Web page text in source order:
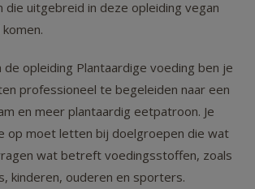
die uitgebreid in deze opleiding vegan
de opleiding Plantaardige voeding ben je
professioneel te begeleiden naar een
en meer plantaardig eetpatroon. Je
op moet letten bij doelgroepen die wat
wat betreft voedingsstoffen, zoals
kinderen, ouderen en sporters.